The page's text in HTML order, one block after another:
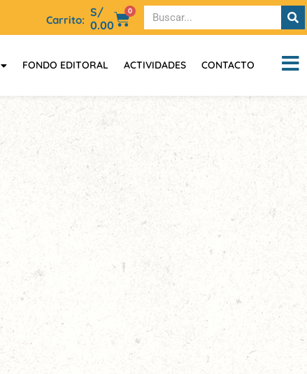
Carrito:
S/
0.00
0
FONDO EDITORAL ACTIVIDADES CONTACTO